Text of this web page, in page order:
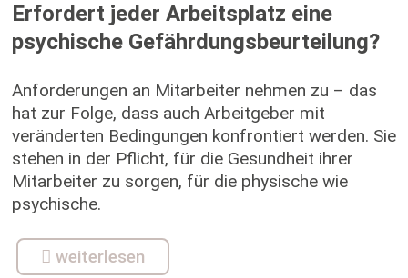
Erfordert jeder Arbeitsplatz eine
psychische Gefährdungsbeurteilung?
Anforderungen an Mitarbeiter nehmen zu – das
hat zur Folge, dass auch Arbeitgeber mit
veränderten Bedingungen konfrontiert werden. Sie
stehen in der Pflicht, für die Gesundheit ihrer
Mitarbeiter zu sorgen, für die physische wie
psychische.
weiterlesen